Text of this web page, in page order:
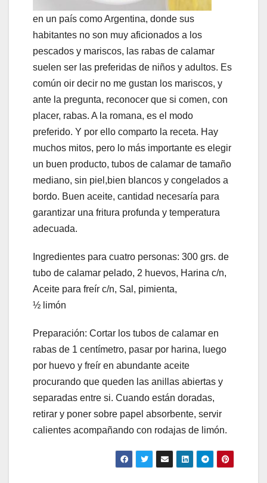
en un país como Argentina, donde sus
habitantes no son muy aficionados a los
pescados y mariscos, las rabas de calamar
suelen ser las preferidas de niños y adultos. Es
común oir decir no me gustan los mariscos, y
ante la pregunta, reconocer que si comen, con
placer, rabas. A la romana, es el modo
preferido. Y por ello comparto la receta. Hay
muchos mitos, pero lo más importante es elegir
un buen producto, tubos de calamar de tamaño
mediano, sin piel,bien blancos y congelados a
bordo. Buen aceite, cantidad necesaría para
garantizar una fritura profunda y temperatura
adecuada.
Ingredientes para cuatro personas: 300 grs. de
tubo de calamar pelado, 2 huevos, Harina c/n,
Aceite para freír c/n, Sal, pimienta,
½ limón
Preparación: Cortar los tubos de calamar en
rabas de 1 centímetro, pasar por harina, luego
por huevo y freír en abundante aceite
procurando que queden las anillas abiertas y
separadas entre si. Cuando están doradas,
retirar y poner sobre papel absorbente, servir
calientes acompañando con rodajas de limón.